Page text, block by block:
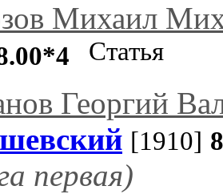
Михаил
Статья
Георгий
[1910]
первая)